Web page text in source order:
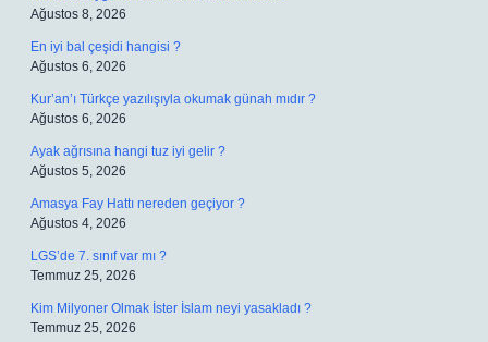
Ağustos 8, 2026
En iyi bal çeşidi hangisi ?
Ağustos 6, 2026
Kur’an’ı Türkçe yazılışıyla okumak günah mıdır ?
Ağustos 6, 2026
Ayak ağrısına hangi tuz iyi gelir ?
Ağustos 5, 2026
Amasya Fay Hattı nereden geçiyor ?
Ağustos 4, 2026
LGS’de 7. sınıf var mı ?
Temmuz 25, 2026
Kim Milyoner Olmak İster İslam neyi yasakladı ?
Temmuz 25, 2026